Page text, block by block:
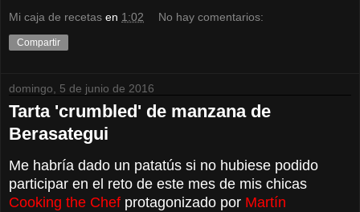
Mi caja de recetas en 1:02 No hay comentarios:
Compartir
domingo, 5 de junio de 2016
Tarta 'crumbled' de manzana de
Berasategui
Me habría dado un patatús si no hubiese podido
participar en el reto de este mes de mis chicas
Cooking the Chef protagonizado por Martín